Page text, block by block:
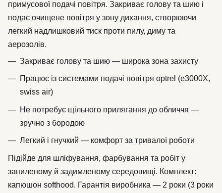
примусової подачі повітря. Закриває голову та шию і
подає очищене повітря у зону дихання, створюючи
легкий надлишковий тиск проти пилу, диму та
аерозолів.
Закриває голову та шию — широка зона захисту
Працює із системами подачі повітря optrel (e3000X,
swiss air)
Не потребує щільного прилягання до обличчя —
зручно з бородою
Легкий і гнучкий — комфорт за тривалої роботи
Підійде для шліфування, фарбування та робіт у
запиленому й задимленому середовищі. Комплект:
капюшон softhood. Гарантія виробника — 2 роки (3 роки